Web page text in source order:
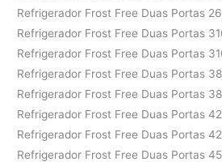
Refrigerador Frost Free Duas Portas
Refrigerador Frost Free Duas Portas
Refrigerador Frost Free Duas Portas
Refrigerador Frost Free Duas Portas
Refrigerador Frost Free Duas Portas
Refrigerador Frost Free Duas Portas
Refrigerador Frost Free Duas Portas
Refrigerador Frost Free Duas Portas